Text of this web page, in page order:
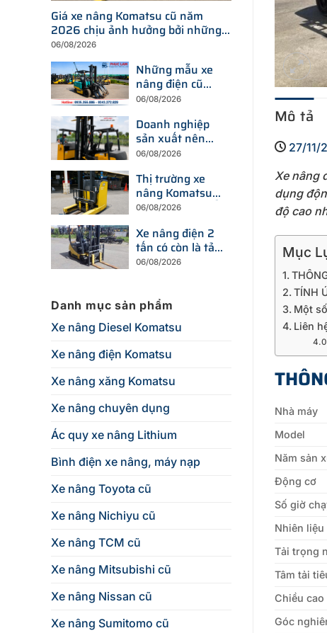
Giá xe nâng Komatsu cũ năm
2026 chịu ảnh hưởng bởi những
yếu tố nào?
06/08/2026
Những mẫu xe
nâng điện cũ
đang được tìm
trên thị trường
hiện nay
06/08/2026
Doanh nghiệp
sản xuất nên
chọn xe nâng
nâng dầu để tối
ưu chi phí?
06/08/2026
Thị trường xe
nâng Komatsu
cũ đang thay đổi
hướng đầu tư
thiết bị mới?
06/08/2026
Xe nâng điện 2
tấn có còn là tải
trọng được
năm 2026?
06/08/2026
Danh mục sản phẩm
Xe nâng Diesel Komatsu
Xe nâng điện Komatsu
Xe nâng xăng Komatsu
Xe nâng chuyên dụng
Ác quy xe nâng Lithium
Bình điện xe nâng, máy nạp
Xe nâng Toyota cũ
Xe nâng Nichiyu cũ
Xe nâng TCM cũ
Xe nâng Mitsubishi cũ
Xe nâng Nissan cũ
Xe nâng Sumitomo cũ
Mô tả
27/11/
Xe nâng
dụng
độ cao
Mục
TÍNH
Một
Liên
Nhà máy
Model
Năm sản
Động cơ
Số giờ
Nhiên liệu
Tải trọng
Tâm tải
Chiều cao
Góc